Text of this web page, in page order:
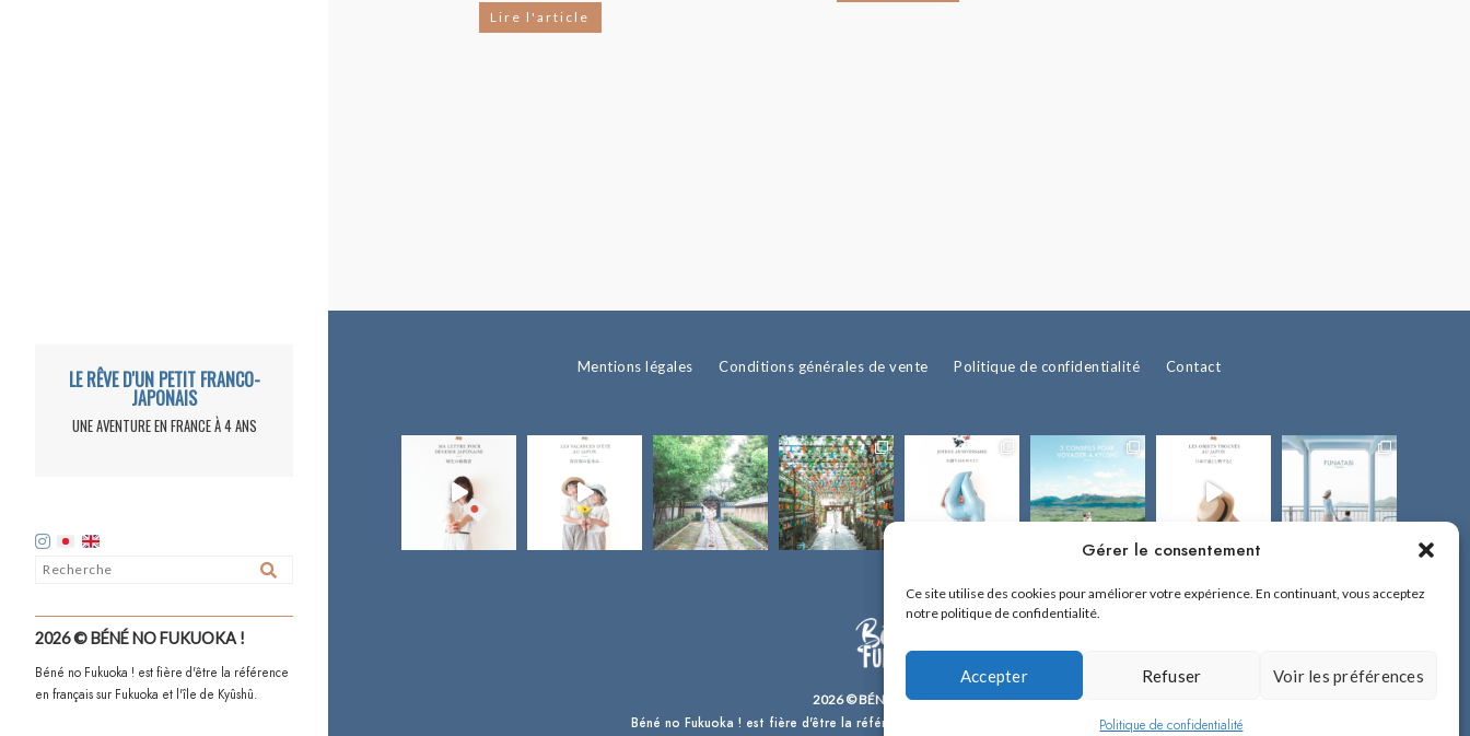
Gérer le consentement
Ce site utilise des cookies pour améliorer votre expérience. En continuant, vous acceptez
notre politique de confidentialité.
Accepter Refuser Voir les préférences
Politique de confidentialité
LE RÊVE D'UN PETIT FRANCO-
JAPONAIS
UNE AVENTURE EN FRANCE À 4 ANS
2026 © BÉNÉ NO FUKUOKA !
Béné no Fukuoka ! est fière d'être la référence
en français sur Fukuoka et l'île de Kyûshû.
Lire l'article
Mentions légales Conditions générales de vente Politique de confidentialité Contact
2026 © BÉNÉ NO FUKUOKA !
Béné no Fukuoka ! est fière d'être la référence en français sur Fukuoka et l'île de Kyûshû.